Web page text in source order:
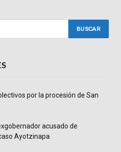
por la procesión de San
acusado de
Ayotzinapa